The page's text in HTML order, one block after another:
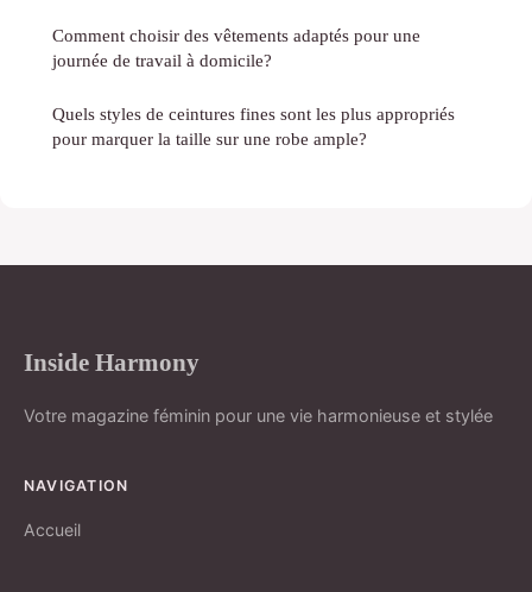
Comment choisir des vêtements adaptés pour une
journée de travail à domicile?
Quels styles de ceintures fines sont les plus appropriés
pour marquer la taille sur une robe ample?
Inside Harmony
Votre magazine féminin pour une vie harmonieuse et stylée
NAVIGATION
Accueil